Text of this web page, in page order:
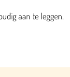
aan te leggen.